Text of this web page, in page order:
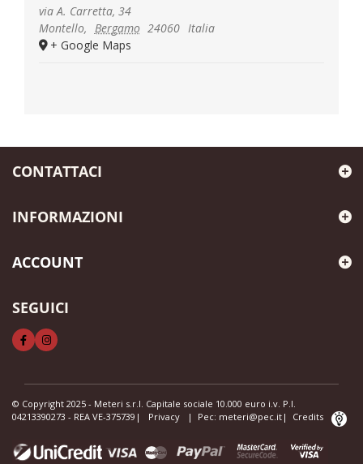
via A. Carretta, 34
Montello, Bergamo 24060 Italia
+ Google Maps
CONTATTACI
INFORMAZIONI
ACCOUNT
SEGUICI
© Copyright 2025 - Meteri s.r.l. Capitale sociale 10.000 euro i.v. P.I.
04213390273 - REA VE-375739| Privacy | Pec: meteri@pec.it | Credits